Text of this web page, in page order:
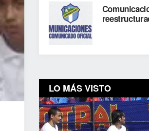
LO MÁS VISTO